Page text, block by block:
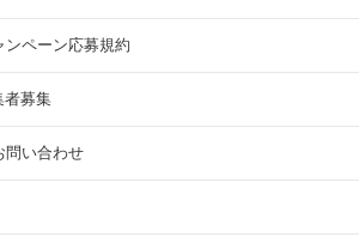
ペーン応募規約
者募集
問い合わせ